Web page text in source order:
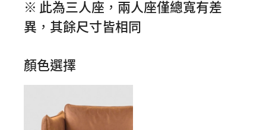
※ 此為三人座，兩人座僅總寬有差
異，其餘尺寸皆相同
顏色選擇